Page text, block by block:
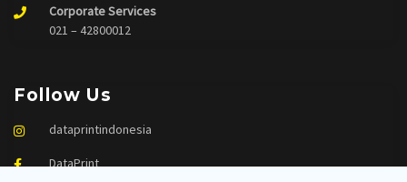
Follow Us
dataprintindonesia
DataPrint
Corporate Services
021 – 42800012